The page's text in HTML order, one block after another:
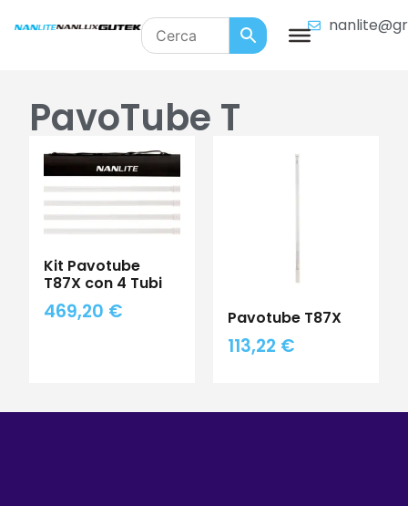
PavoTube T
Kit Pavotube
T87X con 4 Tubi
469,20 € Pavotube T87X
113,22 €